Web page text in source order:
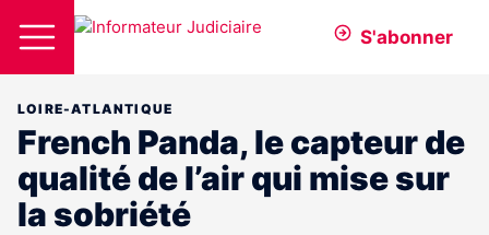
S'abonner
LOIRE-ATLANTIQUE
French Panda, le capteur de
qualité de l’air qui mise sur
la sobriété